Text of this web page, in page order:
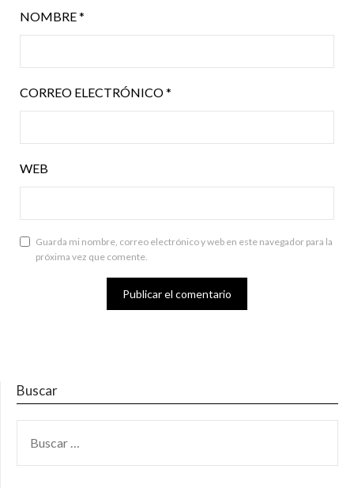
NOMBRE*
CORREO ELECTRÓNICO*
WEB
Guarda mi nombre, correo electrónico y web en este navegador para la
próxima vez que comente.
Buscar